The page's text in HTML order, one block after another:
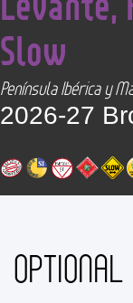
Slow
Península Ibérica y
2026-27
OPTIONAL